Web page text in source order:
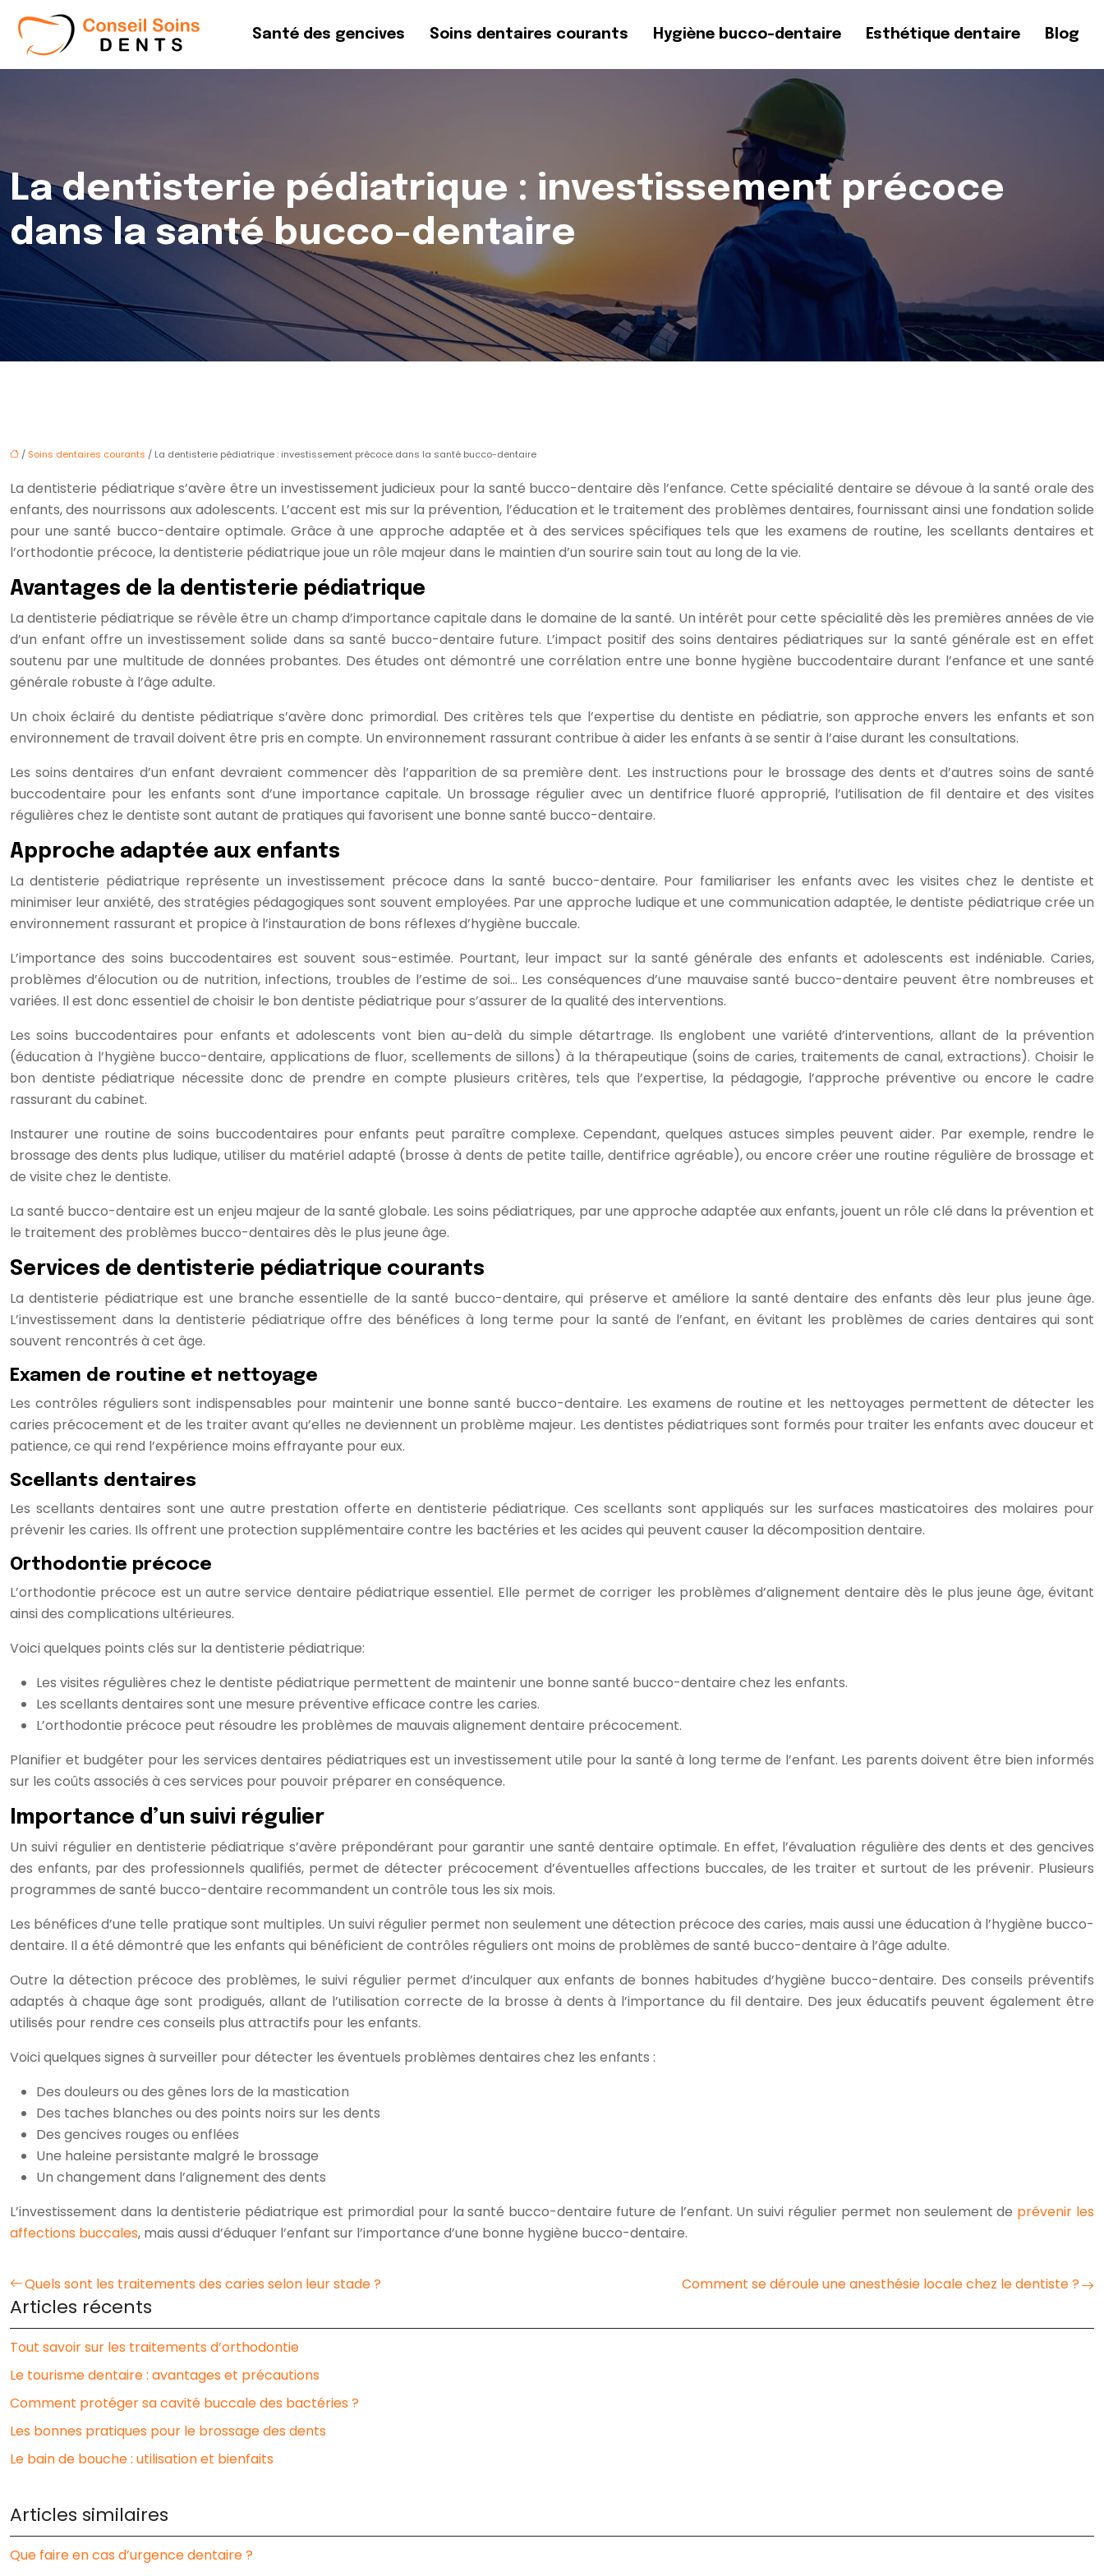
Santé des gencives Soins dentaires courants Hygiène bucco-dentaire Esthétique dentaire Blog
La dentisterie pédiatrique : investissement précoce
dans la santé bucco-dentaire
/ Soins dentaires courants / La dentisterie pédiatrique : investissement précoce dans la santé bucco-dentaire
La dentisterie pédiatrique s’avère être un investissement judicieux pour la santé bucco-dentaire dès l’enfance. Cette spécialité dentaire se dévoue à la santé orale des
enfants, des nourrissons aux adolescents. L’accent est mis sur la prévention, l’éducation et le traitement des problèmes dentaires, fournissant ainsi une fondation solide
pour une santé bucco-dentaire optimale. Grâce à une approche adaptée et à des services spécifiques tels que les examens de routine, les scellants dentaires et
l’orthodontie précoce, la dentisterie pédiatrique joue un rôle majeur dans le maintien d’un sourire sain tout au long de la vie.
Avantages de la dentisterie pédiatrique
La dentisterie pédiatrique se révèle être un champ d’importance capitale dans le domaine de la santé. Un intérêt pour cette spécialité dès les premières années de vie
d’un enfant offre un investissement solide dans sa santé bucco-dentaire future. L’impact positif des soins dentaires pédiatriques sur la santé générale est en effet
soutenu par une multitude de données probantes. Des études ont démontré une corrélation entre une bonne hygiène buccodentaire durant l’enfance et une santé
générale robuste à l’âge adulte.
Un choix éclairé du dentiste pédiatrique s’avère donc primordial. Des critères tels que l’expertise du dentiste en pédiatrie, son approche envers les enfants et son
environnement de travail doivent être pris en compte. Un environnement rassurant contribue à aider les enfants à se sentir à l’aise durant les consultations.
Les soins dentaires d’un enfant devraient commencer dès l’apparition de sa première dent. Les instructions pour le brossage des dents et d’autres soins de santé
buccodentaire pour les enfants sont d’une importance capitale. Un brossage régulier avec un dentifrice fluoré approprié, l’utilisation de fil dentaire et des visites
régulières chez le dentiste sont autant de pratiques qui favorisent une bonne santé bucco-dentaire.
Approche adaptée aux enfants
La dentisterie pédiatrique représente un investissement précoce dans la santé bucco-dentaire. Pour familiariser les enfants avec les visites chez le dentiste et
minimiser leur anxiété, des stratégies pédagogiques sont souvent employées. Par une approche ludique et une communication adaptée, le dentiste pédiatrique crée un
environnement rassurant et propice à l’instauration de bons réflexes d’hygiène buccale.
L’importance des soins buccodentaires est souvent sous-estimée. Pourtant, leur impact sur la santé générale des enfants et adolescents est indéniable. Caries,
problèmes d’élocution ou de nutrition, infections, troubles de l’estime de soi… Les conséquences d’une mauvaise santé bucco-dentaire peuvent être nombreuses et
variées. Il est donc essentiel de choisir le bon dentiste pédiatrique pour s’assurer de la qualité des interventions.
Les soins buccodentaires pour enfants et adolescents vont bien au-delà du simple détartrage. Ils englobent une variété d’interventions, allant de la prévention
(éducation à l’hygiène bucco-dentaire, applications de fluor, scellements de sillons) à la thérapeutique (soins de caries, traitements de canal, extractions). Choisir le
bon dentiste pédiatrique nécessite donc de prendre en compte plusieurs critères, tels que l’expertise, la pédagogie, l’approche préventive ou encore le cadre
rassurant du cabinet.
Instaurer une routine de soins buccodentaires pour enfants peut paraître complexe. Cependant, quelques astuces simples peuvent aider. Par exemple, rendre le
brossage des dents plus ludique, utiliser du matériel adapté (brosse à dents de petite taille, dentifrice agréable), ou encore créer une routine régulière de brossage et
de visite chez le dentiste.
La santé bucco-dentaire est un enjeu majeur de la santé globale. Les soins pédiatriques, par une approche adaptée aux enfants, jouent un rôle clé dans la prévention et
le traitement des problèmes bucco-dentaires dès le plus jeune âge.
Services de dentisterie pédiatrique courants
La dentisterie pédiatrique est une branche essentielle de la santé bucco-dentaire, qui préserve et améliore la santé dentaire des enfants dès leur plus jeune âge.
L’investissement dans la dentisterie pédiatrique offre des bénéfices à long terme pour la santé de l’enfant, en évitant les problèmes de caries dentaires qui sont
souvent rencontrés à cet âge.
Examen de routine et nettoyage
Les contrôles réguliers sont indispensables pour maintenir une bonne santé bucco-dentaire. Les examens de routine et les nettoyages permettent de détecter les
caries précocement et de les traiter avant qu’elles ne deviennent un problème majeur. Les dentistes pédiatriques sont formés pour traiter les enfants avec douceur et
patience, ce qui rend l’expérience moins effrayante pour eux.
Scellants dentaires
Les scellants dentaires sont une autre prestation offerte en dentisterie pédiatrique. Ces scellants sont appliqués sur les surfaces masticatoires des molaires pour
prévenir les caries. Ils offrent une protection supplémentaire contre les bactéries et les acides qui peuvent causer la décomposition dentaire.
Orthodontie précoce
L’orthodontie précoce est un autre service dentaire pédiatrique essentiel. Elle permet de corriger les problèmes d’alignement dentaire dès le plus jeune âge, évitant
ainsi des complications ultérieures.
Voici quelques points clés sur la dentisterie pédiatrique:
Les visites régulières chez le dentiste pédiatrique permettent de maintenir une bonne santé bucco-dentaire chez les enfants.
Les scellants dentaires sont une mesure préventive efficace contre les caries.
L’orthodontie précoce peut résoudre les problèmes de mauvais alignement dentaire précocement.
Planifier et budgéter pour les services dentaires pédiatriques est un investissement utile pour la santé à long terme de l’enfant. Les parents doivent être bien informés
sur les coûts associés à ces services pour pouvoir préparer en conséquence.
Importance d’un suivi régulier
Un suivi régulier en dentisterie pédiatrique s’avère prépondérant pour garantir une santé dentaire optimale. En effet, l’évaluation régulière des dents et des gencives
des enfants, par des professionnels qualifiés, permet de détecter précocement d’éventuelles affections buccales, de les traiter et surtout de les prévenir. Plusieurs
programmes de santé bucco-dentaire recommandent un contrôle tous les six mois.
Les bénéfices d’une telle pratique sont multiples. Un suivi régulier permet non seulement une détection précoce des caries, mais aussi une éducation à l’hygiène bucco-
dentaire. Il a été démontré que les enfants qui bénéficient de contrôles réguliers ont moins de problèmes de santé bucco-dentaire à l’âge adulte.
Outre la détection précoce des problèmes, le suivi régulier permet d’inculquer aux enfants de bonnes habitudes d’hygiène bucco-dentaire. Des conseils préventifs
adaptés à chaque âge sont prodigués, allant de l’utilisation correcte de la brosse à dents à l’importance du fil dentaire. Des jeux éducatifs peuvent également être
utilisés pour rendre ces conseils plus attractifs pour les enfants.
Voici quelques signes à surveiller pour détecter les éventuels problèmes dentaires chez les enfants :
Des douleurs ou des gênes lors de la mastication
Des taches blanches ou des points noirs sur les dents
Des gencives rouges ou enflées
Une haleine persistante malgré le brossage
Un changement dans l’alignement des dents
L’investissement dans la dentisterie pédiatrique est primordial pour la santé bucco-dentaire future de l’enfant. Un suivi régulier permet non seulement de prévenir les
affections buccales, mais aussi d’éduquer l’enfant sur l’importance d’une bonne hygiène bucco-dentaire.
Quels sont les traitements des caries selon leur stade ? Comment se déroule une anesthésie locale chez le dentiste ?
Articles récents
Tout savoir sur les traitements d’orthodontie
Le tourisme dentaire : avantages et précautions
Comment protéger sa cavité buccale des bactéries ?
Les bonnes pratiques pour le brossage des dents
Le bain de bouche : utilisation et bienfaits
Articles similaires
Que faire en cas d’urgence dentaire ?